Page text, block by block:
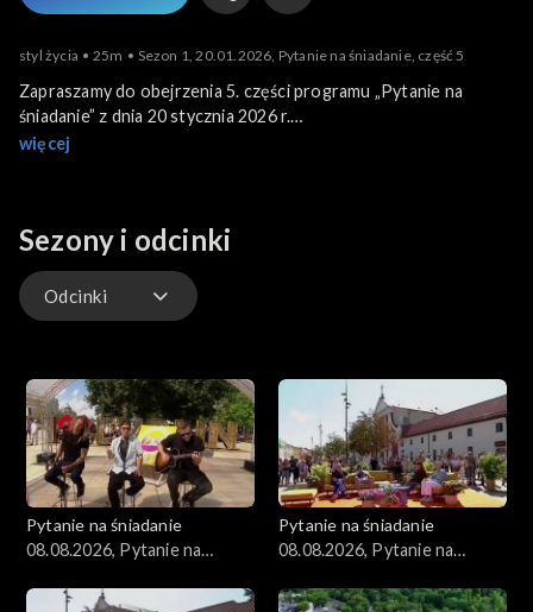
styl życia 25m Sezon 1, 20.01.2026, Pytanie na śniadanie, część 5
Zapraszamy do obejrzenia 5. części programu „Pytanie na
śniadanie” z dnia 20 stycznia 2026 r.
Program poprowadzili: Agnieszka Woźniak-Starak i Łukasz
więcej
Sezony i odcinki
Odcinki
Gwiazdy
Scena Pnś
Ludzie
Zdrowie
Pytanie na śniadanie
08.08.2026, Pytanie na
Pytanie na śniadanie
08.08.2026, Pytanie na